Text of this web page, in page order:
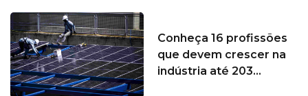
Conheça 16 profissões
que devem crescer na
indústria até 203...